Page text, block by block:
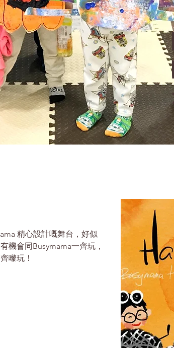
精心設計嘅舞台，好似
機會同Busymama一齊玩，
嚟玩！